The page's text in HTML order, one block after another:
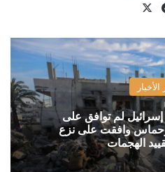
فيسبوك
إسرائيل لم توافق على
وافقت على نزع
الهجمات